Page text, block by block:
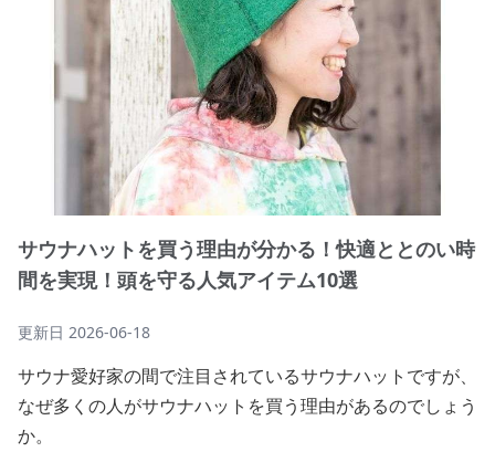
サウナハットを買う理由が分かる！快適ととのい時
間を実現！頭を守る人気アイテム10選
更新日 2026-06-18
サウナ愛好家の間で注目されているサウナハットですが、
なぜ多くの人がサウナハットを買う理由があるのでしょう
か。